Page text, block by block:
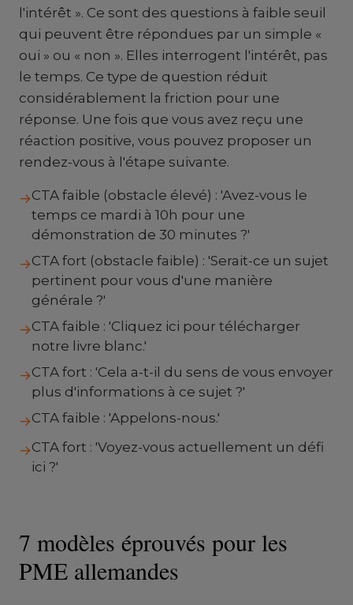
l'intérêt ». Ce sont des questions à faible seuil
qui peuvent être répondues par un simple «
oui » ou « non ». Elles interrogent l'intérêt, pas
le temps. Ce type de question réduit
considérablement la friction pour une
réponse. Une fois que vous avez reçu une
réaction positive, vous pouvez proposer un
rendez-vous à l'étape suivante.
→CTA faible (obstacle élevé) : 'Avez-vous le
temps ce mardi à 10h pour une
démonstration de 30 minutes ?'
→CTA fort (obstacle faible) : 'Serait-ce un sujet
pertinent pour vous d'une manière
générale ?'
→CTA faible : 'Cliquez ici pour télécharger
notre livre blanc.'
→CTA fort : 'Cela a-t-il du sens de vous envoyer
plus d'informations à ce sujet ?'
→CTA faible : 'Appelons-nous.'
→CTA fort : 'Voyez-vous actuellement un défi
ici ?'
7 modèles éprouvés pour les
PME allemandes